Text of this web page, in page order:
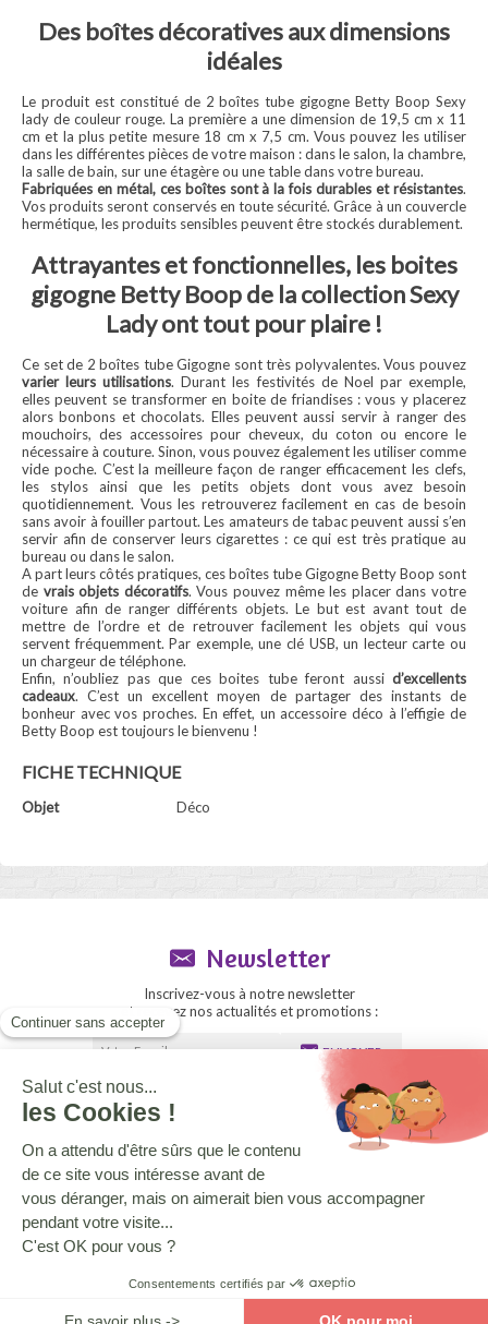
Des boîtes décoratives aux dimensions
idéales
Le produit est constitué de 2 boîtes tube gigogne Betty Boop Sexy
lady de couleur rouge. La première a une dimension de 19,5 cm x 11
cm et la plus petite mesure 18 cm x 7,5 cm. Vous pouvez les utiliser
dans les différentes pièces de votre maison : dans le salon, la chambre,
la salle de bain, sur une étagère ou une table dans votre bureau.
Fabriquées en métal, ces boîtes sont à la fois durables et résistantes.
Vos produits seront conservés en toute sécurité. Grâce à un couvercle
hermétique, les produits sensibles peuvent être stockés durablement.
Attrayantes et fonctionnelles, les boites
gigogne Betty Boop de la collection Sexy
Lady ont tout pour plaire !
Ce set de 2 boîtes tube Gigogne sont très polyvalentes. Vous pouvez
varier leurs utilisations. Durant les festivités de Noel par exemple,
elles peuvent se transformer en boite de friandises : vous y placerez
alors bonbons et chocolats. Elles peuvent aussi servir à ranger des
mouchoirs, des accessoires pour cheveux, du coton ou encore le
nécessaire à couture. Sinon, vous pouvez également les utiliser comme
vide poche. C’est la meilleure façon de ranger efficacement les clefs,
les stylos ainsi que les petits objets dont vous avez besoin
quotidiennement. Vous les retrouverez facilement en cas de besoin
sans avoir à fouiller partout. Les amateurs de tabac peuvent aussi s’en
servir afin de conserver leurs cigarettes : ce qui est très pratique au
bureau ou dans le salon.
A part leurs côtés pratiques, ces boîtes tube Gigogne Betty Boop sont
de vrais objets décoratifs. Vous pouvez même les placer dans votre
voiture afin de ranger différents objets. Le but est avant tout de
mettre de l’ordre et de retrouver facilement les objets qui vous
servent fréquemment. Par exemple, une clé USB, un lecteur carte ou
un chargeur de téléphone.
Enfin, n’oubliez pas que ces boites tube feront aussi d’excellents
cadeaux. C’est un excellent moyen de partager des instants de
bonheur avec vos proches. En effet, un accessoire déco à l’effigie de
Betty Boop est toujours le bienvenu !
FICHE TECHNIQUE
Objet Déco
Newsletter
Inscrivez-vous à notre newsletter
et recevez nos actualités et promotions :
ENVOYER
Espace revendeurs
Le blog
Besoin d'aide ? Qui sommes-nous ?